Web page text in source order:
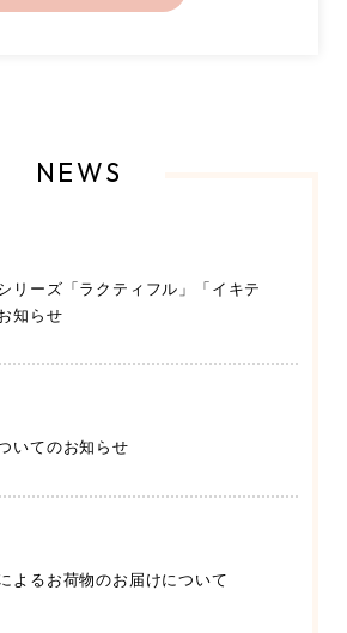
NEWS
リーズ「ラクティフル」「イキテ
知らせ
いてのお知らせ
よるお荷物のお届けについて